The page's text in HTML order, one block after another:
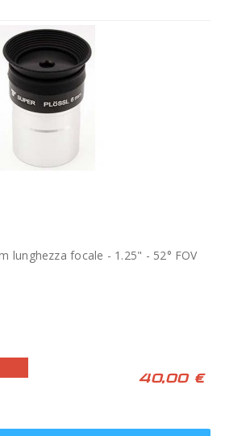
lunghezza focale - 1.25" - 52° FOV
40,00 €